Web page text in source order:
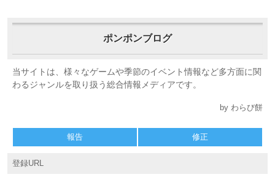
ポンポンブログ
当サイトは、様々なゲームや季節のイベント情報など多方面に関
わるジャンルを取り扱う総合情報メディアです。
by わらび餅
報告 修正
登録URL